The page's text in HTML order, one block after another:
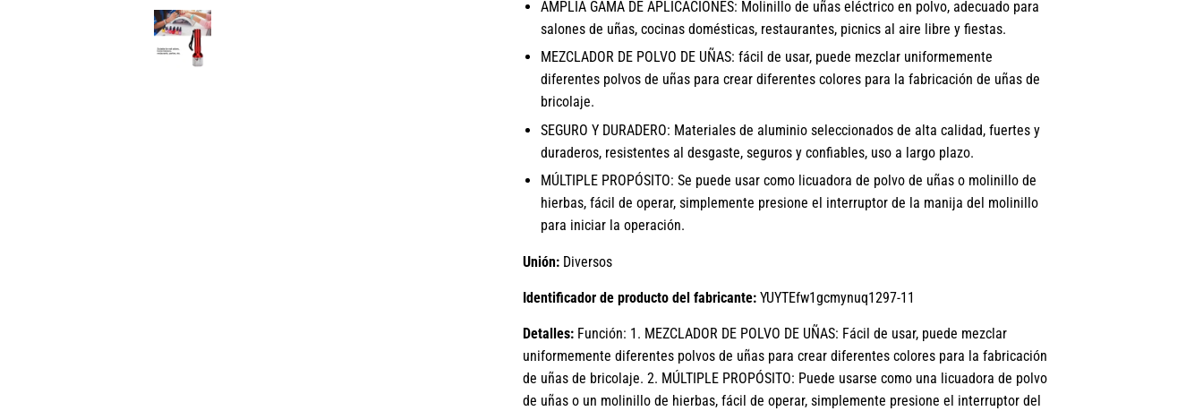
AMPLIA GAMA DE APLICACIONES: Molinillo de uñas eléctrico en polvo, adecuado para
salones de uñas, cocinas domésticas, restaurantes, picnics al aire libre y fiestas.
MEZCLADOR DE POLVO DE UÑAS: fácil de usar, puede mezclar uniformemente
diferentes polvos de uñas para crear diferentes colores para la fabricación de uñas de
bricolaje.
SEGURO Y DURADERO: Materiales de aluminio seleccionados de alta calidad, fuertes y
duraderos, resistentes al desgaste, seguros y confiables, uso a largo plazo.
MÚLTIPLE PROPÓSITO: Se puede usar como licuadora de polvo de uñas o molinillo de
hierbas, fácil de operar, simplemente presione el interruptor de la manija del molinillo
para iniciar la operación.
Unión: Diversos
Identificador de producto del fabricante: YUYTEfw1gcmynuq1297-11
Detalles: Función: 1. MEZCLADOR DE POLVO DE UÑAS: Fácil de usar, puede mezclar
uniformemente diferentes polvos de uñas para crear diferentes colores para la fabricación
de uñas de bricolaje. 2. MÚLTIPLE PROPÓSITO: Puede usarse como una licuadora de polvo
de uñas o un molinillo de hierbas, fácil de operar, simplemente presione el interruptor del